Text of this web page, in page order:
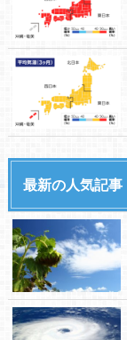
最新の人気記事